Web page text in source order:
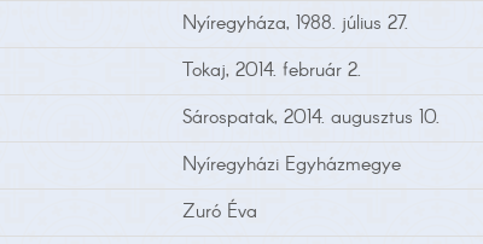
Nyíregyháza, 1988. július 27.
Tokaj, 2014. február 2.
Sárospatak, 2014. augusztus 10.
Nyíregyházi Egyházmegye
Zuró Éva